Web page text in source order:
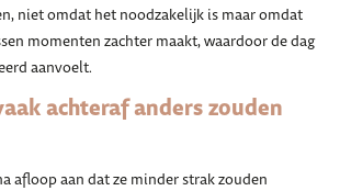
niet omdat het noodzakelijk is maar omdat
momenten zachter maakt, waardoor de dag
aanvoelt.
achteraf anders zouden
afloop aan dat ze minder strak zouden